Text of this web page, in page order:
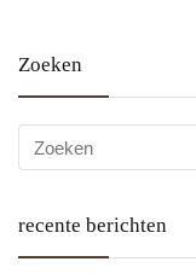
Zoeken
recente berichten